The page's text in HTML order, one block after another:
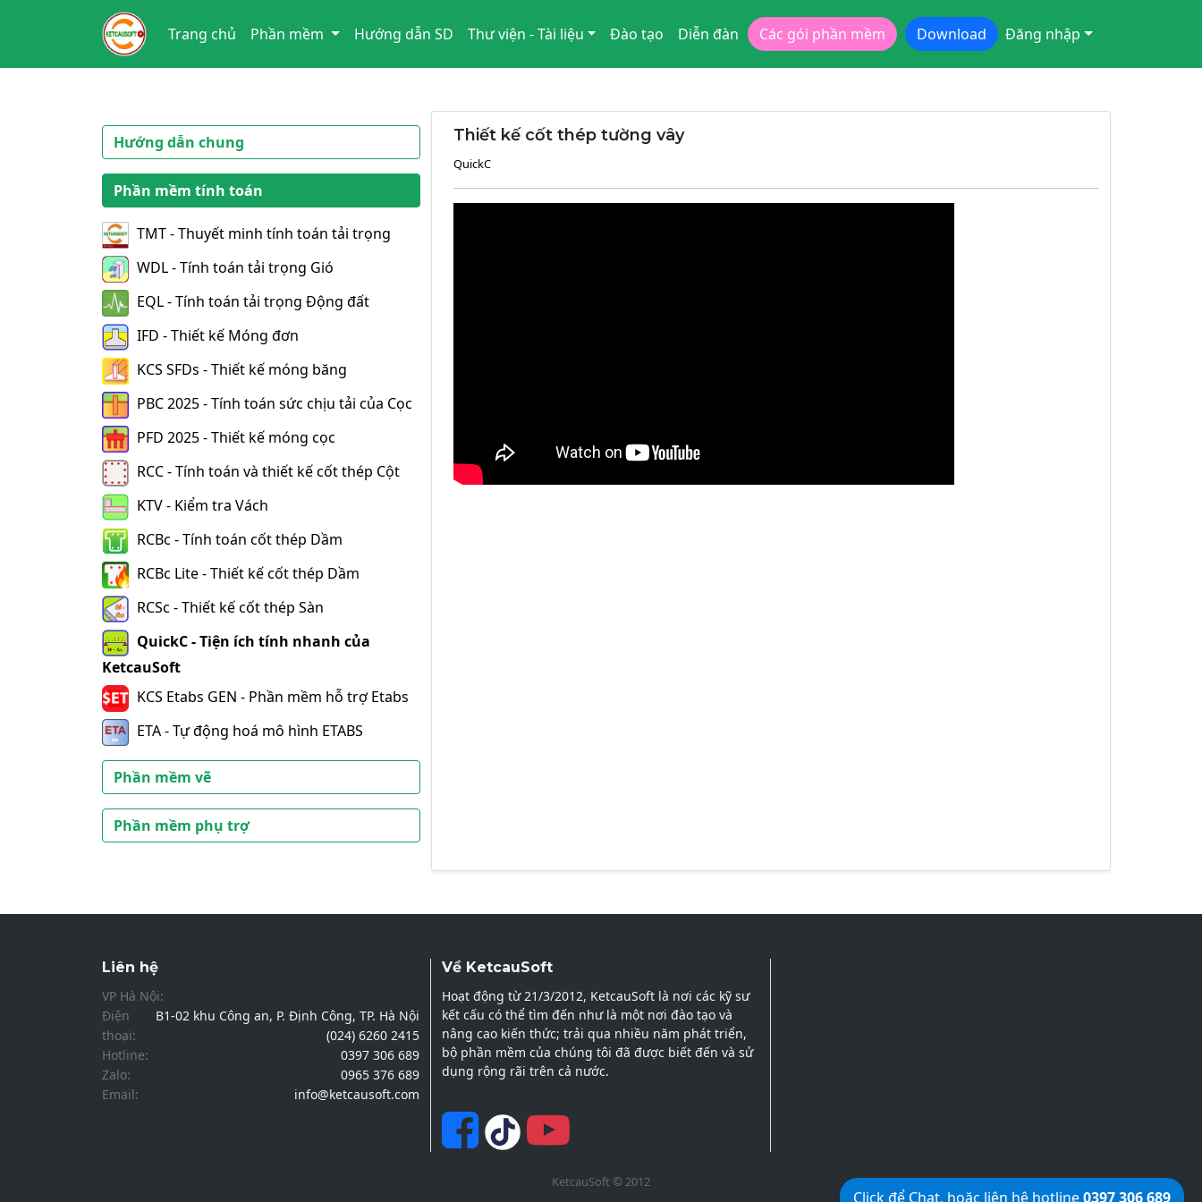
Trang chủ Phần mềm Hướng dẫn SD Thư viện - Tài liệu Đào tạo Diễn đàn Các gói phần mềm Download Đăng nhập
Hướng dẫn chung
Phần mềm tính toán
TMT - Thuyết minh tính toán tải trọng
WDL - Tính toán tải trọng Gió
EQL - Tính toán tải trọng Động đất
IFD - Thiết kế Móng đơn
KCS SFDs - Thiết kế móng băng
PBC 2025 - Tính toán sức chịu tải của Cọc
PFD 2025 - Thiết kế móng cọc
RCC - Tính toán và thiết kế cốt thép Cột
KTV - Kiểm tra Vách
RCBc - Tính toán cốt thép Dầm
RCBc Lite - Thiết kế cốt thép Dầm
RCSc - Thiết kế cốt thép Sàn
QuickC - Tiện ích tính nhanh của
KetcauSoft
KCS Etabs GEN - Phần mềm hỗ trợ Etabs
ETA - Tự động hoá mô hình ETABS
Phần mềm vẽ
Phần mềm phụ trợ
Thiết kế cốt thép tường vây
QuickC
Liên hệ
VP Hà Nội:
B1-02 khu Công an, P. Định Công, TP. Hà Nội
Điện
thoại:
(024) 6260 2415
Hotline:
0397 306 689
Zalo:
0965 376 689
Email:
info@ketcausoft.com
Về KetcauSoft
Hoạt động từ 21/3/2012, KetcauSoft là nơi các kỹ sư
kết cấu có thể tìm đến như là một nơi đào tạo và
nâng cao kiến thức; trải qua nhiều năm phát triển,
bộ phần mềm của chúng tôi đã được biết đến và sử
dụng rộng rãi trên cả nước.
KetcauSoft © 2012
Click để Chat, hoặc liên hệ hotline0397 306 689